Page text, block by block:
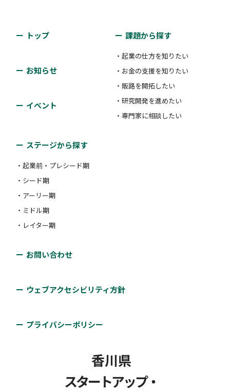
トップ
お知らせ
イベント
課題から探す
・起業の仕方を知りたい
・お金の支援を知りたい
・販路を開拓したい
・研究開発を進めたい
・専門家に相談したい
ステージから探す
・起業前・プレシード期
・シード期
・アーリー期
・ミドル期
・レイター期
お問い合わせ
ウェブアクセシビリティ方針
プライバシーポリシー
香川県
スタートアップ・